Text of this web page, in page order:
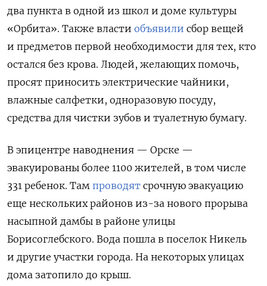
два пункта в одной из школ и доме культуры
«Орбита». Также власти объявили сбор вещей
и предметов первой необходимости для тех, кто
остался без крова. Людей, желающих помочь,
просят приносить электрические чайники,
влажные салфетки, одноразовую посуду,
средства для чистки зубов и туалетную бумагу.
В эпицентре наводнения — Орске —
эвакуированы более 1100 жителей, в том числе
331 ребенок. Там проводят срочную эвакуацию
еще нескольких районов из-за нового прорыва
насыпной дамбы в районе улицы
Борисоглебского. Вода пошла в поселок Никель
и другие участки города. На некоторых улицах
дома затопило до крыш.